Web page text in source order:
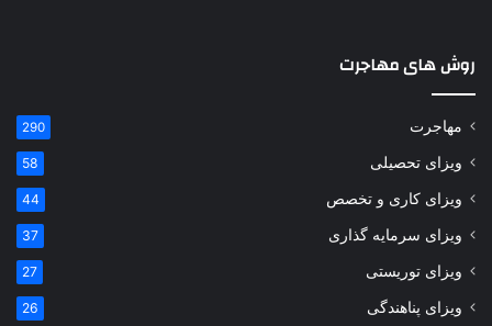
روش های مهاجرت
مهاجرت 290
ویزای تحصیلی 58
ویزای کاری و تخصص 44
ویزای سرمایه گذاری 37
ویزای توریستی 27
ویزای پناهندگی 26